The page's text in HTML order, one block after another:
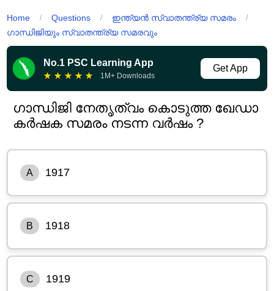
Home / Questions / ഇന്ത്യൻ സ്വാതന്ത്ര്യ സമരം /
ഗാന്ധിജിയും സ്വാതന്ത്ര്യ സമരവും
No.1 PSC Learning App
★ ★ ★ ★ ★ 1M+ Downloads
Get App
ഗാന്ധിജി നേതൃത്വം കൊടുത്ത ഖേഡാ
കർഷക സമരം നടന്ന വർഷം ?
A 1917
B 1918
C 1919